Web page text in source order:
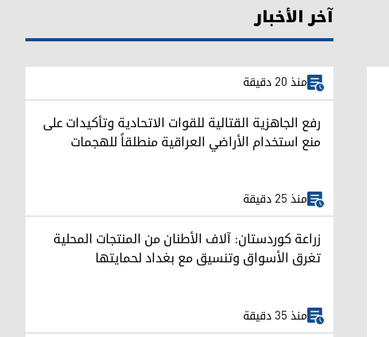
آخر الأخبار
منذ 20 دقيقة
رفع الجاهزية القتالية للقوات الاتحادية وتأكيدات على
منع استخدام الأراضي العراقية منطلقاً للهجمات
منذ 25 دقيقة
زراعة كوردستان: آلاف الأطنان من المنتجات المحلية
تغرق الأسواق وتنسيق مع بغداد لحمايتها
منذ 35 دقيقة